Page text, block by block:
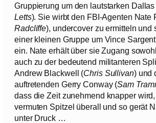
Gruppierung um den lautstarken Dallas
Letts). Sie wirbt den FBI-Agenten Nate
Radcliffe), undercover zu ermitteln und
einer kleinen Gruppe um Vince
ein. Nate erhält über sie Zugang
auch zu der bedeutend militanteren
Andrew Blackwell (Chris Sullivan) und
auftretenden Gerry Conway (Sam
dass die Zeit zunehmend knapper
vermuten Spitzel überall und so gerät
unter Druck …